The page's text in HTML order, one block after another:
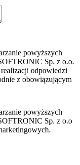
powyższych
Sp. z o.o.
odpowiedzi
z obowiązującym
powyższych
Sp. z o.o